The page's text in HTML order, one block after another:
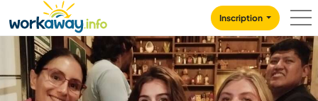
CONTENT
MAIN NAVIGATION
Inscription